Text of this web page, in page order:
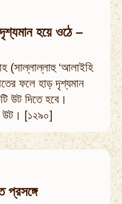
হয়ে ওঠে –
(সাল্লাল্লাহু ‘আলাইহি
ফলে হাড় দৃশ্যমান
উট দিতে হবে।
উট। [১২৯০]
প্রসঙ্গে